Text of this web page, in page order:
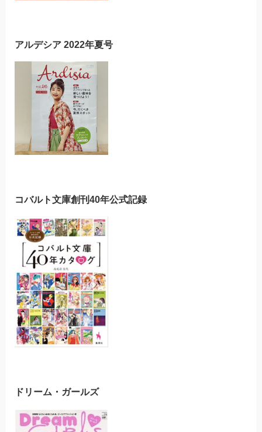
アルデシア 2022年夏号
コバルト文庫創刊40年公式記録
ドリーム・ガールズ